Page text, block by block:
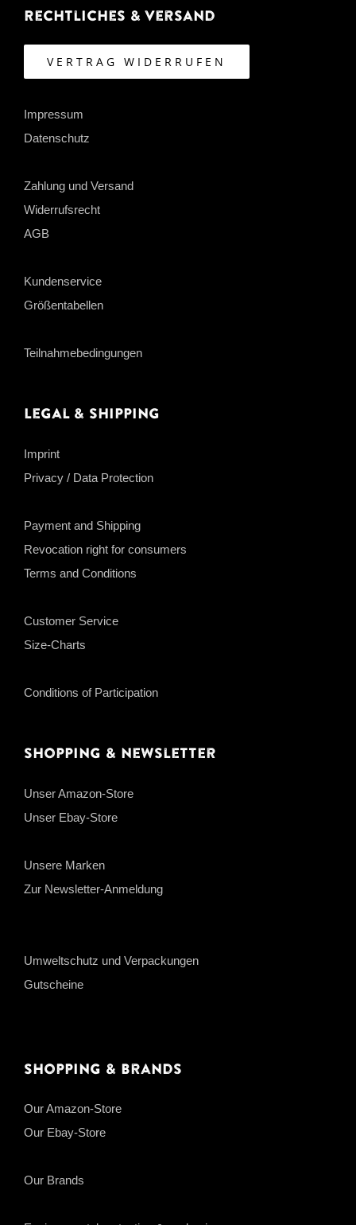
Rechtliches & Versand
VERTRAG WIDERRUFEN
Impressum
Datenschutz
Zahlung und Versand
Widerrufsrecht
AGB
Kundenservice
Größentabellen
Teilnahmebedingungen
Legal & Shipping
Imprint
Privacy / Data Protection
Payment and Shipping
Revocation right for consumers
Terms and Conditions
Customer Service
Size-Charts
Conditions of Participation
Shopping & Newsletter
Unser Amazon-Store
Unser Ebay-Store
Unsere Marken
Zur Newsletter-Anmeldung
Umweltschutz und Verpackungen
Gutscheine
Shopping & Brands
Our Amazon-Store
Our Ebay-Store
Our Brands